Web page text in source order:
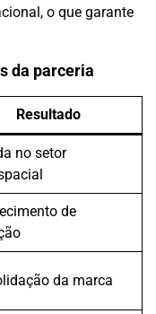
o que garante
da parceria
Resultado
no setor
de
da marca